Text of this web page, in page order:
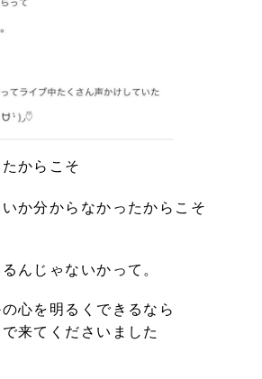
からこそ
か分からなかったからこそ
んじゃないかって。
心を明るくできるなら
来てくださいました